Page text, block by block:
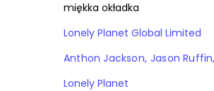
miękka okładka
Lonely Planet Global Limited
Anthon Jackson Jason Ruffin
Lonely Planet